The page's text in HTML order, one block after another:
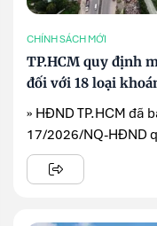
CHÍNH SÁCH MỚI
TP.HCM quy định
đối với 18 loại
» HĐND TP.HCM đã
17/2026/NQ-HĐND